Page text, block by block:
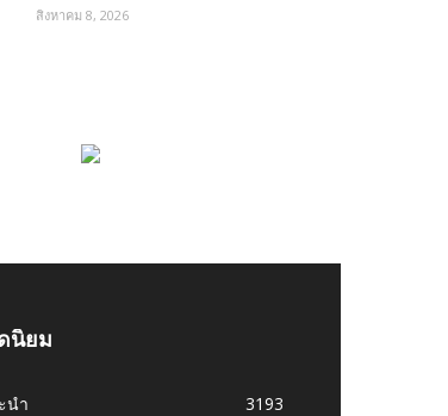
สิงหาคม 8, 2026
นิยม
นำ
3193